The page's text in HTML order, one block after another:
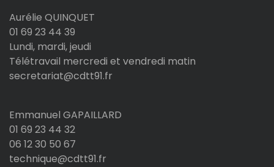
Aurélie QUINQUET
01 69 23 44 39
Lundi, mardi, jeudi
Télétravail mercredi et vendredi matin
secretariat@cdtt91.fr
Emmanuel GAPAILLARD
01 69 23 44 32
06 12 30 50 67
technique@cdtt91.fr